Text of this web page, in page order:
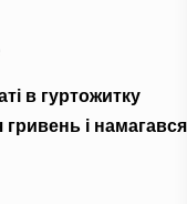
в гуртожитку
і намагався